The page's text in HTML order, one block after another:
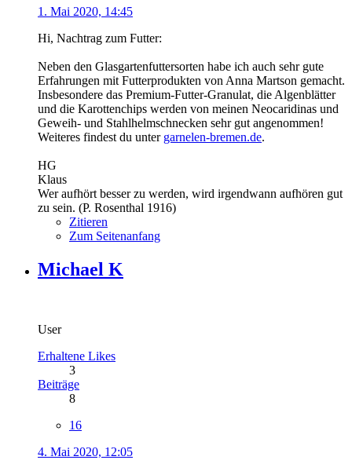
1. Mai 2020, 14:45
Hi, Nachtrag zum Futter:
Neben den Glasgartenfuttersorten habe ich auch sehr gute
Erfahrungen mit Futterprodukten von Anna Martson gemacht.
Insbesondere das Premium-Futter-Granulat, die Algenblätter
und die Karottenchips werden von meinen Neocaridinas und
Geweih- und Stahlhelmschnecken sehr gut angenommen!
Weiteres findest du unter garnelen-bremen.de.
HG
Klaus
Wer aufhört besser zu werden, wird irgendwann aufhören gut
zu sein. (P. Rosenthal 1916)
Zitieren
Zum Seitenanfang
Michael K
User
Erhaltene Likes
3
Beiträge
8
16
4. Mai 2020, 12:05